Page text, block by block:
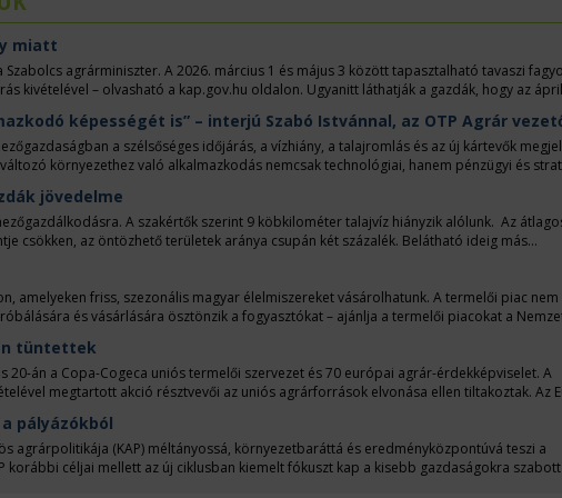
miatt
agrárminiszter. A 2026. március 1 és május 3 között tapasztalható tavaszi
kivételével – olvasható a kap.gov.hu oldalon. Ugyanitt láthatják a gazdák, hogy az
a kukorica és a napraforgó vetőmagját. Könnyíti a gazdák helyzetét, hogy a
érdemlő tanúsítást is jelentek.
képességét is” – interjú Szabó Istvánnal, az OTP Agrár
a szélsőséges időjárás, a vízhiány, a talajromlás és az új kártevők
környezethez való alkalmazkodás nemcsak technológiai, hanem pénzügyi és
vezetőjével, aki vázolta a hazai agrárium előtt álló kihívásokat és lehetőségeket. Az
valamint azokról a pénzügyi lehetőségekről, amelyek segíthetik a
jövedelme
A szakértők szerint 9 köbkilométer talajvíz hiányzik alólunk. Az
csökken, az öntözhető területek aránya csupán két százalék. Belátható ideig más
száraz területeken fölhagynak a növénytermeléssel. Ezeket a súlyos döntéseket
de a saját jövedelmezőségük már kérdéses.
amelyeken friss, szezonális magyar élelmiszereket vásárolhatunk. A termelői piac nem
és vásárlására ösztönzik a fogyasztókat – ajánlja a termelői piacokat a
a remélhetően sikeres termelési gyakorlatnak, szakmai rendezvényeken készítik föl a
tüntettek
án a Copa-Cogeca uniós termelői szervezet és 70 európai agrár-érdekképviselet. A
megtartott akció résztvevői az uniós agrárforrások elvonása ellen tiltakoztak. Az
pályázókból
agrárpolitikája (KAP) méltányossá, környezetbaráttá és eredményközpontúvá teszi a
céljai mellett az új ciklusban kiemelt fókuszt kap a kisebb gazdaságokra